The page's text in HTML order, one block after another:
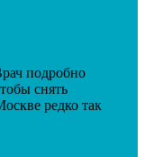
подробно
снять
редко так